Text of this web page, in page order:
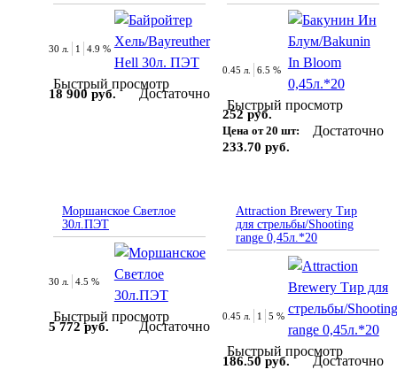
Быстрый просмотр
30 л. 1 4.9 %
18 900 руб. Достаточно
Быстрый просмотр
0.45 л. 6.5 %
252 руб.
Цена от 20 шт:
233.70 руб.
Достаточно
Моршанское Светлое
30л.ПЭТ
Быстрый просмотр
30 л. 4.5 %
5 772 руб. Достаточно
Attraction Brewery Тир
для стрельбы/Shooting
range 0,45л.*20
Быстрый просмотр
0.45 л. 1 5 %
186.50 руб. Достаточно